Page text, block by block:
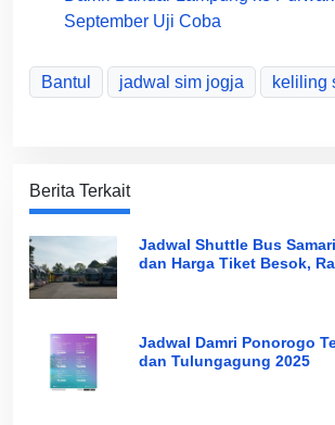
September Uji Coba
Bantul jadwal sim jogja keliling
Berita Terkait
Jadwal Shuttle Bus
dan Harga Tiket Besok,
Jadwal Damri Ponorogo
dan Tulungagung 2025